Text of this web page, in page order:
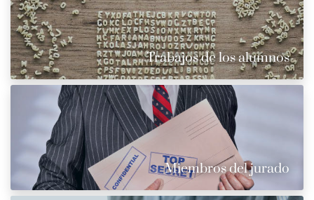
Trabajos de los alumnos
Miembros del jurado